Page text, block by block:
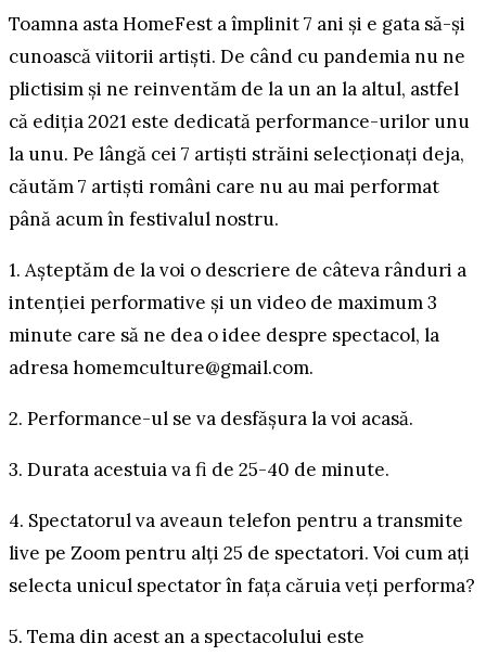
Toamna asta HomeFest a împlinit 7 ani și e gata să-și
cunoască viitorii artiști. De când cu pandemia nu ne
plictisim și ne reinventăm de la un an la altul, astfel
că ediția 2021 este dedicată performance-urilor unu
la unu. Pe lângă cei 7 artiști străini selecționați deja,
căutăm 7 artiști români care nu au mai performat
până acum în festivalul nostru.
1. Așteptăm de la voi o descriere de câteva rânduri a
intenției performative și un video de maximum 3
minute care să ne dea o idee despre spectacol, la
adresa homemculture@gmail.com.
2. Performance-ul se va desfășura la voi acasă.
3. Durata acestuia va fi de 25-40 de minute.
4. Spectatorul va aveaun telefon pentru a transmite
live pe Zoom pentru alți 25 de spectatori. Voi cum ați
selecta unicul spectator în fața căruia veți performa?
5. Tema din acest an a spectacolului este